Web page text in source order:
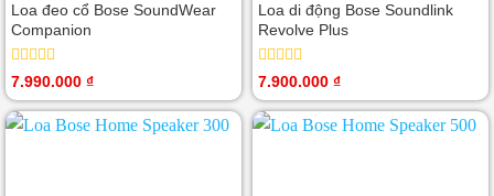
Loa đeo cổ Bose SoundWear
Companion
Được
hạng
0
7.990.000 ₫
Loa di động Bose Soundlink
Revolve Plus
Được
hạng
0
7.900.000 ₫